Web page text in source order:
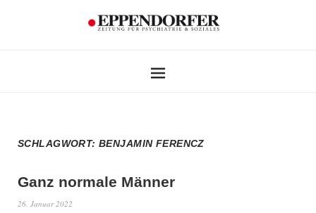
SCHLAGWORT:BENJAMIN FERENCZ
Ganz normale Männer
26. Januar 2022